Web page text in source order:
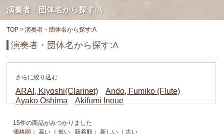
演奏者・団体名から探す:A
TOP > 演奏者・団体名から探す:A
演奏者・団体名から探す:A
さらに絞り込む
ARAI, Kiyoshi(Clarinet)
Ando, Fumiko (Flute)
Ayako Oshima
Akifumi Inoue
15件の商品がみつかりました
価格順：高い ｜低い 新着順：新しい ｜古い